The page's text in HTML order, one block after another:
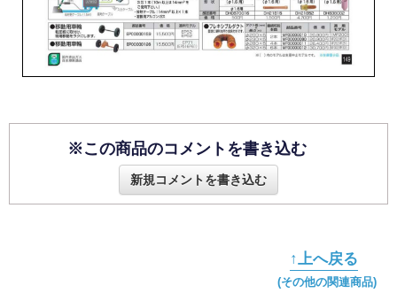
※この商品のコメントを書き込む
新規コメントを書き込む
↑上へ戻る
(その他の関連商品)